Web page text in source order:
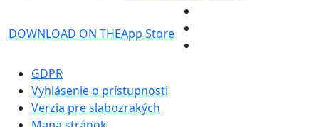
DOWNLOAD ON THEApp Store
GDPR
Vyhlásenie o prístupnosti
Verzia pre slabozrakých